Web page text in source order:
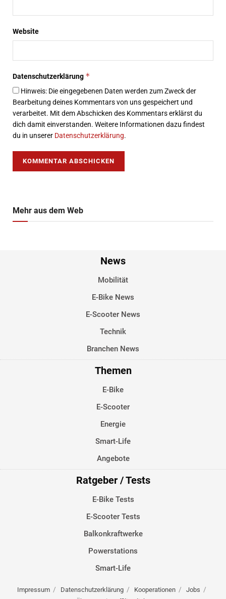
Website
Datenschutzerklärung *
Hinweis: Die eingegebenen Daten werden zum Zweck der
Bearbeitung deines Kommentars von uns gespeichert und
verarbeitet. Mit dem Abschicken des Kommentars erklärst du
dich damit einverstanden. Weitere Informationen dazu findest
du in unserer Datenschutzerklärung.
Mehr aus dem Web
News
Mobilität
E-Bike News
E-Scooter News
Technik
Branchen News
Themen
E-Bike
E-Scooter
Energie
Smart-Life
Angebote
Ratgeber / Tests
E-Bike Tests
E-Scooter Tests
Balkonkraftwerke
Powerstations
Smart-Life
Impressum Datenschutzerklärung Kooperationen
Jobs